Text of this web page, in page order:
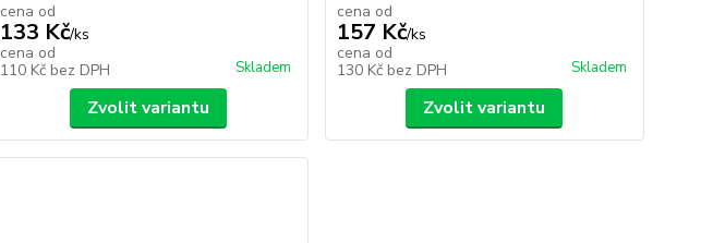
cena od
133 Kč/ks
cena od
110 Kč bez DPH Skladem
Zvolit variantu
cena od
157 Kč/ks
cena od
130 Kč bez DPH Skladem
Zvolit variantu